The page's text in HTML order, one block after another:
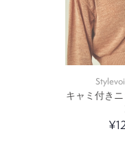
キャミ付き